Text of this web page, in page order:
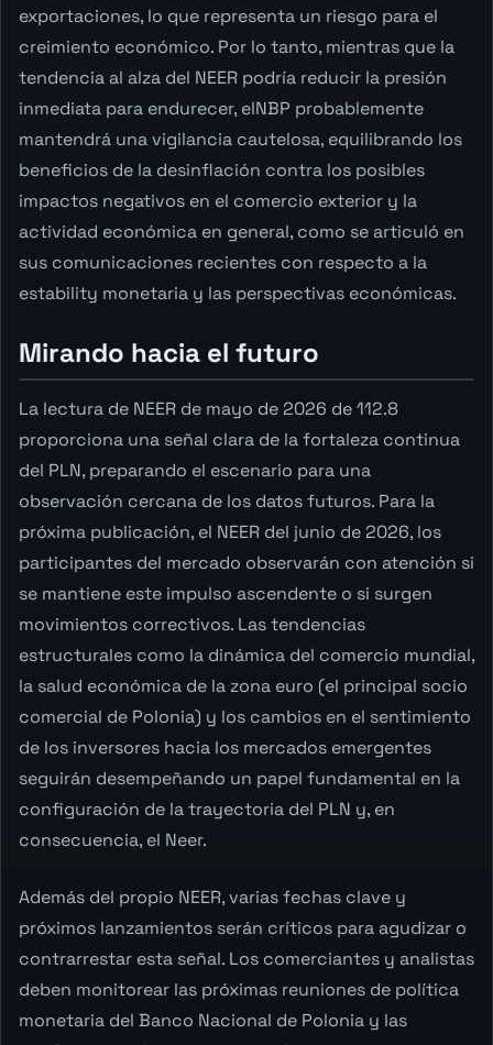
exportaciones, lo que representa un riesgo para el
creimiento económico. Por lo tanto, mientras que la
tendencia al alza del NEER podría reducir la presión
inmediata para endurecer, elNBP probablemente
mantendrá una vigilancia cautelosa, equilibrando los
beneficios de la desinflación contra los posibles
impactos negativos en el comercio exterior y la
actividad económica en general, como se articuló en
sus comunicaciones recientes con respecto a la
estability monetaria y las perspectivas económicas.
Mirando hacia el futuro
La lectura de NEER de mayo de 2026 de 112.8
proporciona una señal clara de la fortaleza continua
del PLN, preparando el escenario para una
observación cercana de los datos futuros. Para la
próxima publicación, el NEER del junio de 2026, los
participantes del mercado observarán con atención si
se mantiene este impulso ascendente o si surgen
movimientos correctivos. Las tendencias
estructurales como la dinámica del comercio mundial,
la salud económica de la zona euro (el principal socio
comercial de Polonia) y los cambios en el sentimiento
de los inversores hacia los mercados emergentes
seguirán desempeñando un papel fundamental en la
configuración de la trayectoria del PLN y, en
consecuencia, el Neer.
Además del propio NEER, varias fechas clave y
próximos lanzamientos serán críticos para agudizar o
contrarrestar esta señal. Los comerciantes y analistas
deben monitorear las próximas reuniones de política
monetaria del Banco Nacional de Polonia y las